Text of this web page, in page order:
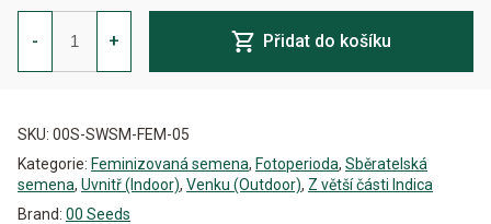
-
Sweet
Somango
Feminizovaná
množství
+ Přidat do košíku
SKU: 00S-SWSM-FEM-05
Kategorie: Feminizovaná semena, Fotoperioda, Sběratelská
semena, Uvnitř (Indoor), Venku (Outdoor), Z větší části Indica
Brand: 00 Seeds